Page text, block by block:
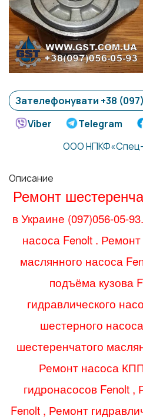
Зателефонувати +38
Viber
Telegram
ООО
Описание
Ремонт
в Украине (097)056-05-
насосаFenolt .
маслянного насоса
подъёма кузова
гидравлического
шестерного насоса
шестеренчатого
Ремонт насоса
гидронасосовFenolt ,
Fenolt , Ремонт